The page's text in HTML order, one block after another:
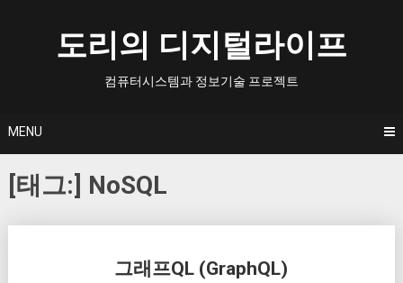
도리의 디지털라이프
컴퓨터시스템과 정보기술 프로젝트
MENU
[태그:] NoSQL
그래프QL (GraphQL)
navigation